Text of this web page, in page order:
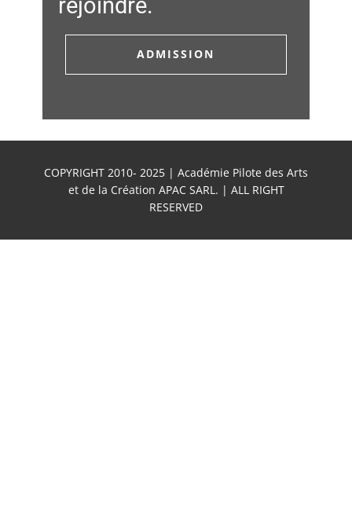
ADMISSION
COPYRIGHT 2010- 2025 | Académie Pilote des Arts
et de la Création APAC SARL. | ALL RIGHT
RESERVED